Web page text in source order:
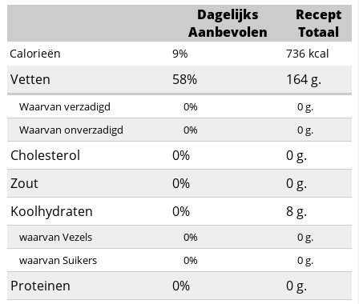
Dagelijks
Aanbevolen
Recept
Totaal
Calorieën 9% 736 kcal
Vetten 58% 164 g.
Waarvan verzadigd 0% 0g.
Waarvan onverzadigd
0% 0g.
Cholesterol 0% 0 g.
Zout
0% 0 g.
Koolhydraten
0% 8 g.
waarvan Vezels 0% 0g.
waarvan Suikers
0% 0g.
Proteinen 0% 0 g.